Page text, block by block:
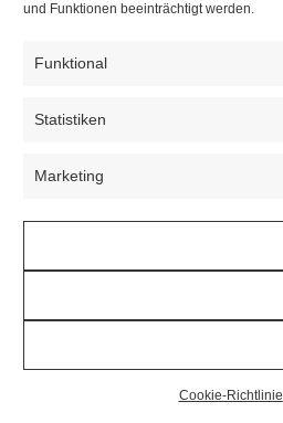
und Funktionen beeinträchtigt werden.
Funktional
Statistiken
Marketing
Cookie-Richtlinie